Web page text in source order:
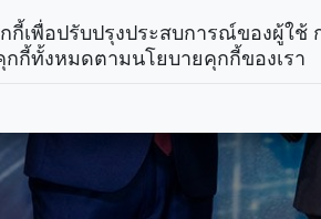
กี้เพื่อปรับปรุงประสบการณ์ของผู้ใช้
กี้ทั้งหมดตามนโยบายคุกกี้ของเรา